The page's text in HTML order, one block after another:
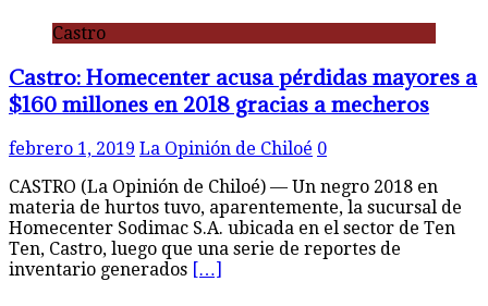
Castro
Castro: Homecenter acusa pérdidas mayores a
$160 millones en 2018 gracias a mecheros
febrero 1, 2019 La Opinión de Chiloé 0
CASTRO (La Opinión de Chiloé) — Un negro 2018 en
materia de hurtos tuvo, aparentemente, la sucursal de
Homecenter Sodimac S.A. ubicada en el sector de Ten
Ten, Castro, luego que una serie de reportes de
inventario generados […]